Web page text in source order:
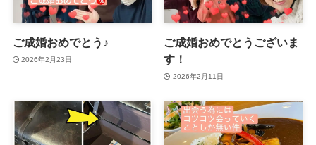
ご成婚おめでとう♪
2026年2月23日
ご成婚おめでとうございま
す！
2026年2月11日